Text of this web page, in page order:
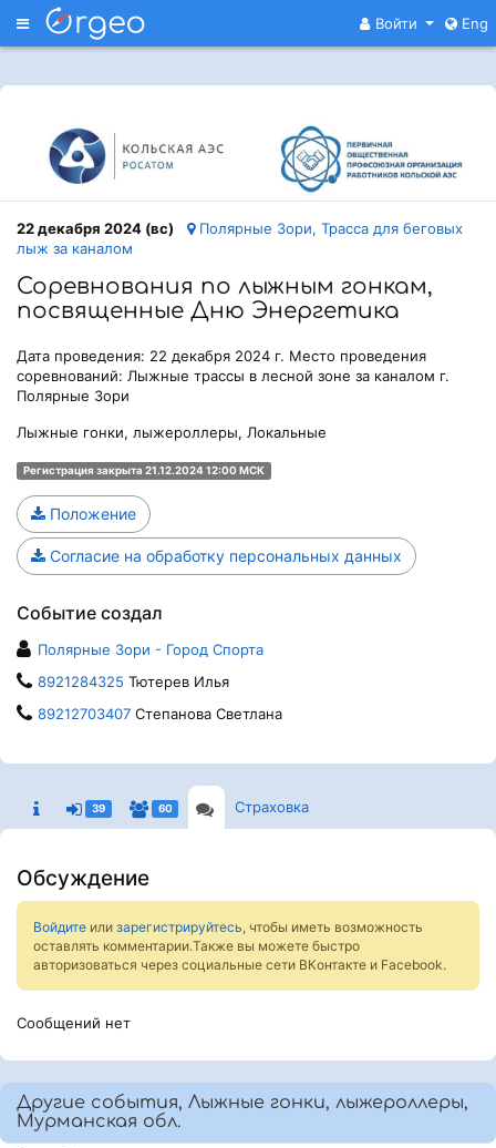
Меню Войти Eng
22 декабря 2024 (вс)
Полярные Зори, Трасса для беговых
лыж за каналом
Соревнования по лыжным гонкам,
посвященные Дню Энергетика
Дата проведения: 22 декабря 2024 г. Место проведения
соревнований: Лыжные трассы в лесной зоне за каналом г.
Полярные Зори
Лыжные гонки, лыжероллеры, Локальные
Регистрация закрыта 21.12.2024 12:00 МСК
Положение
Согласие на обработку персональных данных
Событие создал
Полярные Зори - Город Спорта
8921284325 Тютерев Илья
89212703407 Степанова Светлана
39 60 Страховка
Обсуждение
Войдите или зарегистрируйтесь, чтобы иметь возможность
оставлять комментарии.Также вы можете быстро
авторизоваться через социальные сети ВКонтакте и Facebook.
Сообщений нет
Другие события, Лыжные гонки, лыжероллеры,
Мурманская обл.